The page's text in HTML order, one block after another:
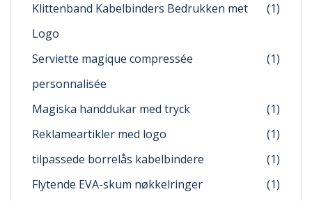
Klittenband Kabelbinders Bedrukken met
Logo
(1)
Serviette magique compressée
personnalisée
(1)
Magiska handdukar med tryck
(1)
Reklameartikler med logo
(1)
tilpassede borrelås kabelbindere
(1)
Flytende EVA-skum nøkkelringer
(1)